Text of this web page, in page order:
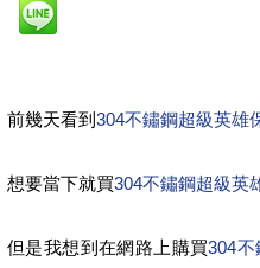
前幾天看到 304不鏽鋼超級英雄
想要當下就買304不鏽鋼超級英
但是我想到在網路上購買304不